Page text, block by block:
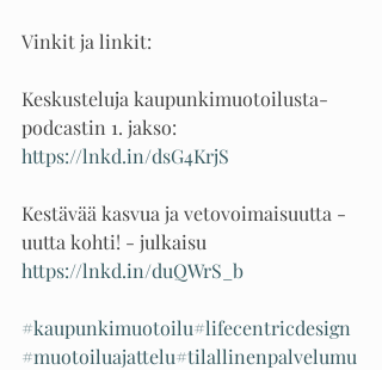
Vinkit ja linkit:
Keskusteluja kaupunkimuotoilusta-
podcastin 1. jakso:
https://lnkd.in/dsG4KrjS
Kestävää kasvua ja vetovoimaisuutta -
uutta kohti! - julkaisu
https://lnkd.in/duQWrS_b
#kaupunkimuotoilu#lifecentricdesign
#muotoiluajattelu#tilallinenpalvelumu